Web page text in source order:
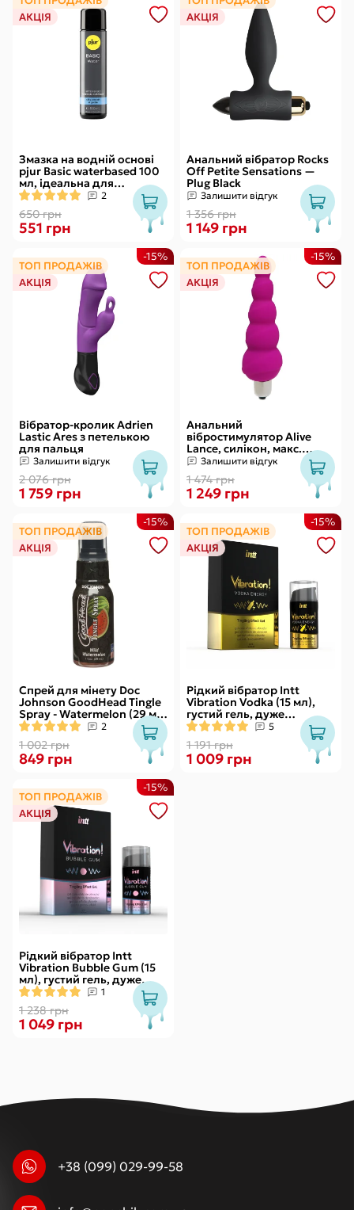
АКЦІЯ
Змазка на водній основі
pjur Basic waterbased 100
мл, ідеальна для
новачків, найкраща ціна/
якість
2
650 грн
551 грн
АКЦІЯ
Анальний вібратор Rocks
Off Petite Sensations —
Plug Black
Залишити відгук
1 356 грн
1 149 грн
ТОП ПРОДАЖІВ
АКЦІЯ
Вібратор-кролик Adrien
Lastic Ares з петелькою
для пальця
Залишити відгук
2 076 грн
-15%
1 759 грн
ТОП ПРОДАЖІВ
АКЦІЯ
Анальний
вібростимулятор Alive
Lance, силікон, макс.
діаметр 2,9 см
(передостання кулька)
Залишити відгук
1 474 грн
-15%
1 249 грн
ТОП ПРОДАЖІВ
АКЦІЯ
Спрей для мінету Doc
Johnson GoodHead Tingle
Spray - Watermelon (29 мл)
зі стимулювальним
ефектом
2
1 002 грн
-15%
849 грн
ТОП ПРОДАЖІВ
АКЦІЯ
Рідкий вібратор Intt
Vibration Vodka (15 мл),
густий гель, дуже
смачний, діє до 30 хвилин
5
1 191 грн
-15%
1 009 грн
ТОП ПРОДАЖІВ
АКЦІЯ
Рідкий вібратор Intt
Vibration Bubble Gum (15
мл), густий гель, дуже
смачний, діє до 30 хвилин
1
1 238 грн
-15%
1 049 грн
+38 (099) 029-99-58